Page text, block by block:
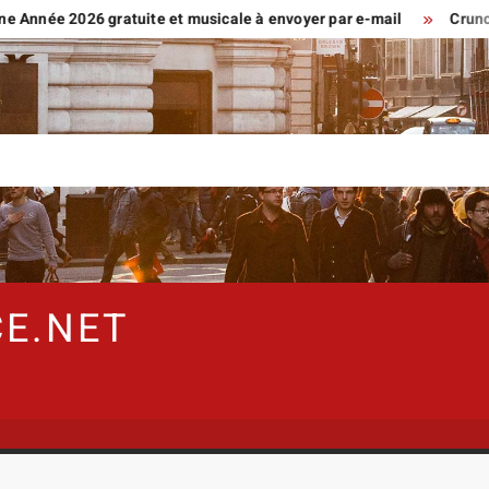
2026 gratuite et musicale à envoyer par e-mail Crunchscan